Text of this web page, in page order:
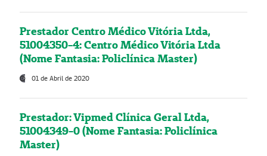
Prestador Centro Médico Vitória Ltda,
51004350-4: Centro Médico Vitória Ltda
(Nome Fantasia: Policlínica Master)
01 de Abril de 2020
Prestador: Vipmed Clínica Geral Ltda,
51004349-0 (Nome Fantasia: Policlínica
Master)